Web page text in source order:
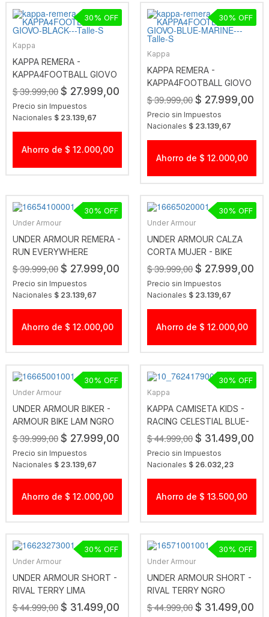
Kappa
KAPPA REMERA -
KAPPA4FOOTBALL GIOVO
BLACK
$ 39.999,00 $ 27.999,00
Precio sin Impuestos
Nacionales $ 23.139,67
30
Ahorro de $ 12.000,00
Kappa
KAPPA REMERA -
KAPPA4FOOTBALL GIOVO
BLUE MARINE
$ 39.999,00 $ 27.999,00
Precio sin Impuestos
Nacionales $ 23.139,67
30
Ahorro de $ 12.000,00
Under Armour
UNDER ARMOUR REMERA -
RUN EVERYWHERE
WHREATH SS BCO
$ 39.999,00 $ 27.999,00
Precio sin Impuestos
Nacionales $ 23.139,67
30
Ahorro de $ 12.000,00
Under Armour
UNDER ARMOUR CALZA
CORTA MUJER - BIKE
SHORT GRIS
$ 39.999,00 $ 27.999,00
Precio sin Impuestos
Nacionales $ 23.139,67
30
Ahorro de $ 12.000,00
Under Armour
UNDER ARMOUR BIKER -
ARMOUR BIKE LAM NGRO
$ 39.999,00 $ 27.999,00
Precio sin Impuestos
Nacionales $ 23.139,67
30
Ahorro de $ 12.000,00
Kappa
KAPPA CAMISETA KIDS -
RACING CELESTIAL BLUE-
WHITE
$ 44.999,00 $ 31.499,00
Precio sin Impuestos
Nacionales $ 26.032,23
30
Ahorro de $ 13.500,00
Under Armour
UNDER ARMOUR SHORT -
RIVAL TERRY LIMA
$ 44.999,00 $ 31.499,00
30
Under Armour
UNDER ARMOUR SHORT -
RIVAL TERRY NGRO
$ 44.999,00 $ 31.499,00
30